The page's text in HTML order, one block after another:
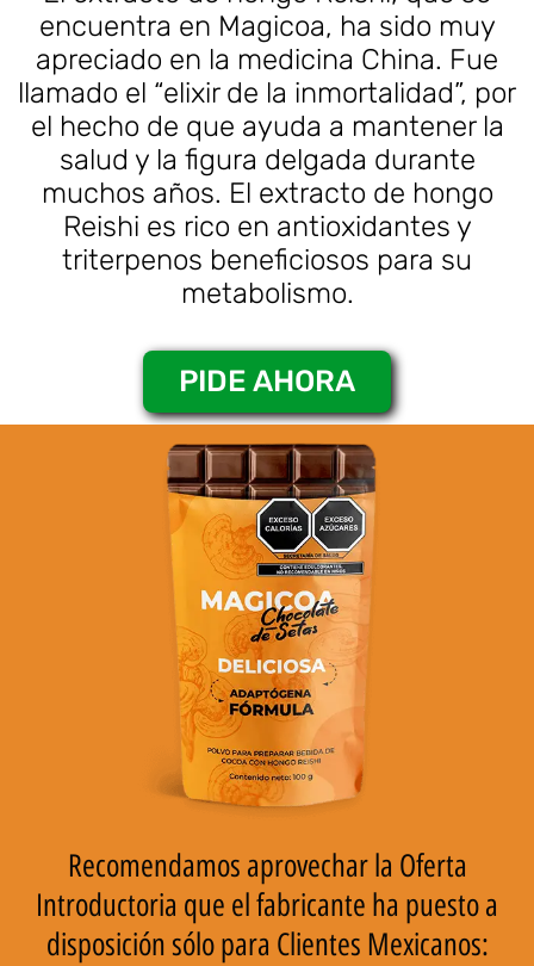
encuentra en Magicoa, ha sido muy
apreciado en la medicina China. Fue
llamado el “elixir de la inmortalidad”, por
el hecho de que ayuda a mantener la
salud y la figura delgada durante
muchos años. El extracto de hongo
Reishi es rico en antioxidantes y
triterpenos beneficiosos para su
metabolismo.
PIDE AHORA
Recomendamos aprovechar la Oferta
Introductoria que el fabricante ha puesto a
disposición sólo para Clientes Mexicanos: